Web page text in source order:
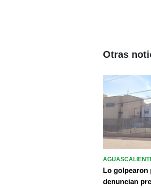
Otras
Lo golpearon
denuncian